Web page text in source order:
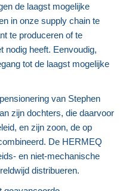
de laagst mogelijke
in onze supply chain te
te produceren of te
nodig heeft. Eenvoudig,
tot de laagst mogelijke
van Stephen
zijn dochters, die daarvoor
en zijn zoon, de op
De HERMEQ
en niet-mechanische
distribueren.